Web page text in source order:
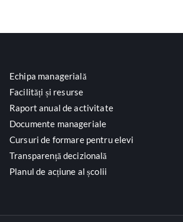
Echipa managerială
Facilități și resurse
Raport anual de activitate
Documente manageriale
Cursuri de formare pentru elevi
Transparență decizională
Planul de acțiune al școlii